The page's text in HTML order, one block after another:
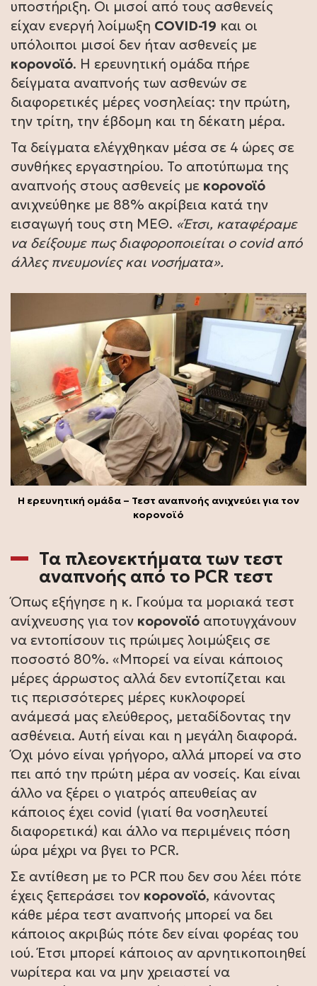
υποστήριξη. Οι μισοί από τους ασθενείς
είχαν ενεργή λοίμωξη COVID-19 και οι
υπόλοιποι μισοί δεν ήταν ασθενείς με
κορονοϊό. Η ερευνητική ομάδα πήρε
δείγματα αναπνοής των ασθενών σε
διαφορετικές μέρες νοσηλείας: την πρώτη,
την τρίτη, την έβδομη και τη δέκατη μέρα.
Τα δείγματα ελέγχθηκαν μέσα σε 4 ώρες σε
συνθήκες εργαστηρίου. Το αποτύπωμα της
αναπνοής στους ασθενείς με κορονοϊό
ανιχνεύθηκε με 88% ακρίβεια κατά την
εισαγωγή τους στη ΜΕΘ. «Έτσι, καταφέραμε
να δείξουμε πως διαφοροποιείται ο covid από
άλλες πνευμονίες και νοσήματα».
Η ερευνητική ομάδα – Τεστ αναπνοής ανιχνεύει για τον
κορονοϊό
Τα πλεονεκτήματα των τεστ
αναπνοής από το PCR τεστ
Όπως εξήγησε η κ. Γκούμα τα μοριακά τεστ
ανίχνευσης για τον κορονοϊό αποτυγχάνουν
να εντοπίσουν τις πρώιμες λοιμώξεις σε
ποσοστό 80%. «Μπορεί να είναι κάποιος
μέρες άρρωστος αλλά δεν εντοπίζεται και
τις περισσότερες μέρες κυκλοφορεί
ανάμεσά μας ελεύθερος, μεταδίδοντας την
ασθένεια. Αυτή είναι και η μεγάλη διαφορά.
Όχι μόνο είναι γρήγορο, αλλά μπορεί να στο
πει από την πρώτη μέρα αν νοσείς. Και είναι
άλλο να ξέρει ο γιατρός απευθείας αν
κάποιος έχει covid (γιατί θα νοσηλευτεί
διαφορετικά) και άλλο να περιμένεις πόση
ώρα μέχρι να βγει το PCR.
Σε αντίθεση με το PCR που δεν σου λέει πότε
έχεις ξεπεράσει τον κορονοϊό, κάνοντας
κάθε μέρα τεστ αναπνοής μπορεί να δει
κάποιος ακριβώς πότε δεν είναι φορέας του
ιού. Έτσι μπορεί κάποιος αν αρνητικοποιηθεί
νωρίτερα και να μην χρειαστεί να